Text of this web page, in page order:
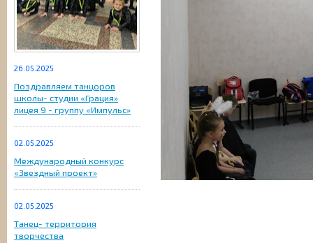
26.05.2025
Поздравляем танцоров
школы- студии «Грация»
лицея 9 - группу «Импульс»
02.05.2025
Международный конкурс
«Звездный проект»
02.05.2025
Танец- территория
творчества